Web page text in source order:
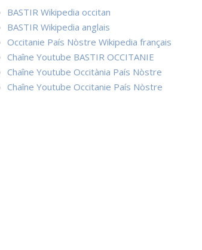
BASTIR Wikipedia occitan
BASTIR Wikipedia anglais
Occitanie País Nòstre Wikipedia français
Chaîne Youtube BASTIR OCCITANIE
Chaîne Youtube Occitània País Nòstre
Chaîne Youtube Occitanie País Nòstre